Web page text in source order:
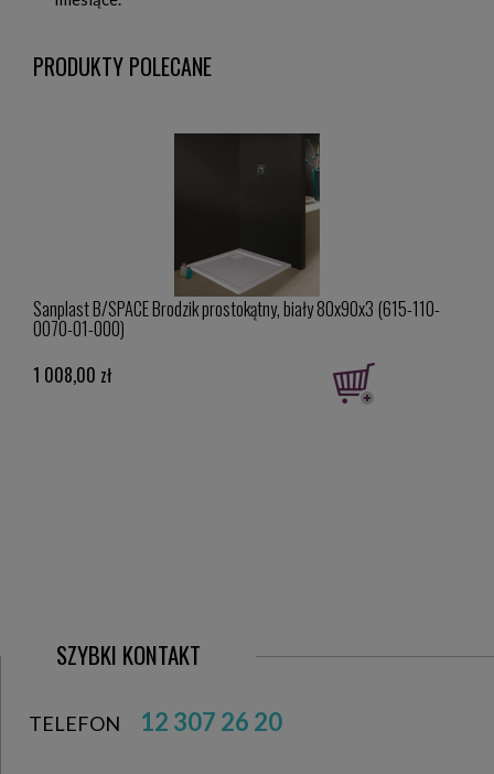
PRODUKTY POLECANE
Sanplast B/SPACE Brodzik prostokątny, biały 80x90x3 (615-110-
0070-01-000)
1 008,00 zł
SZYBKI KONTAKT
TELEFON 12 307 26 20